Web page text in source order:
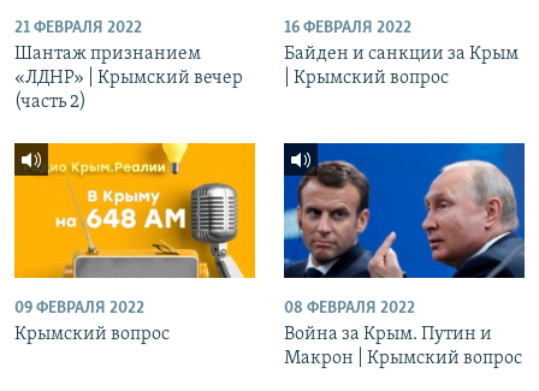
21 ФЕВРАЛЯ 2022
Шантаж признанием
«ЛДНР» | Крымский вечер
(часть 2)
16 ФЕВРАЛЯ 2022
Байден и санкции за Крым
| Крымский вопрос
09 ФЕВРАЛЯ 2022
Крымский вопрос
08 ФЕВРАЛЯ 2022
Война за Крым. Путин и
Макрон | Крымский вопрос